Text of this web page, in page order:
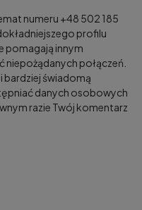
numeru +48 502 185
profilu
pomagają innym
połączeń.
bardziej świadomą
danych osobowych
razie Twój komentarz